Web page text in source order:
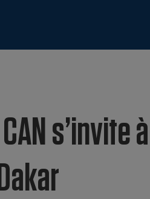
s’invite